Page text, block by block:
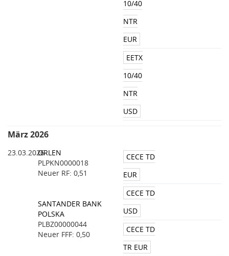
10/40
NTR
EUR
EETX
10/40
NTR
USD
März 2026
23.03.2026ORLEN
PLPKN0000018
Neuer RF: 0,51
SANTANDER BANK
POLSKA
PLBZ00000044
Neuer FFF: 0,50
CECE TD
EUR
CECE TD
USD
CECE TD
TR EUR